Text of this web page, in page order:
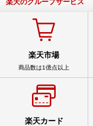
楽天のグループサービス
楽天市場
商品数は1億点以上
楽天カード